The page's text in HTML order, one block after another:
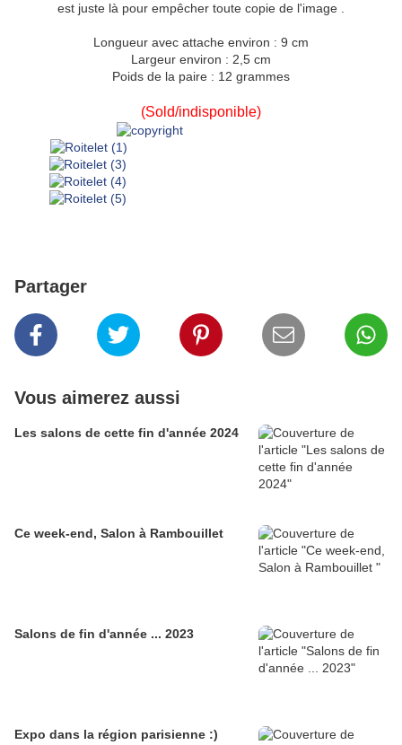
est juste là pour empêcher toute copie de l'image .
Longueur avec attache environ : 9 cm
Largeur environ : 2,5 cm
Poids de la paire : 12 grammes
(Sold/indisponible)
Partager
Vous aimerez aussi
Les salons de cette fin d'année 2024
Ce week-end, Salon à Rambouillet
Salons de fin d'année ... 2023
Expo dans la région parisienne :)